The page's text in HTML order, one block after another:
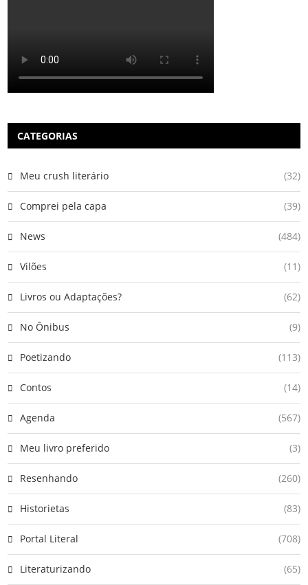
CATEGORIAS
Meu crush literário (32)
Comprei pela capa (39)
News (484)
Vilões (11)
Livros ou Adaptações? (62)
No Ônibus (9)
Poetizando (113)
Contos (14)
Agenda (567)
Meu livro preferido (3)
Resenhando (260)
Historietas (83)
Portal Literal (708)
Literaturizando (65)